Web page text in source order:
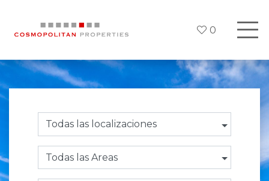
0
Todas las localizaciones
Todas las Areas